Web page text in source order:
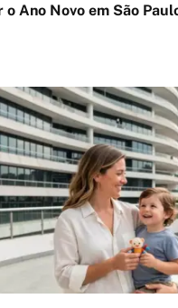
o Ano Novo em São